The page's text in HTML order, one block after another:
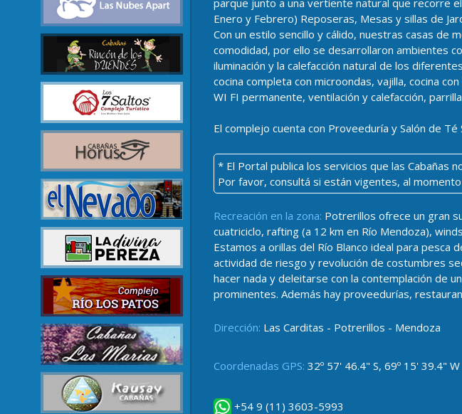
Enero y Febrero) Reposeras, Mesas y sillas de
Con un estilo sencillo y cálido, nuestras casas de
comodidad, por ello se desarrollaron ambientes
iluminación y la calefacción natural de los
cocina completa con microondas, vajilla, cocina
WI FI permanente, ventilación y calefacción,
El complejo cuenta con Proveeduría y Salón de
* El Portal publica los servicios que las Cabañas
Por favor, consultá si están vigentes, al
Recreación en la zona: Potrerillos ofrece un gran
cuatriciclo, rafting (a 12 km en Río Mendoza),
Estamos a orillas del Río Blanco ideal para
actividad de riesgo y revolución de costumbres
hacer nada y deleitarse con la contemplación de
prominentes. Además hay proveedurías,
Dirección: Las Carditas - Potrerillos - Mendoza
Coordenadas GPS: 32º 57' 46.4" S, 69º 15' 39.4" W
+54 9 (11) 3603-5993